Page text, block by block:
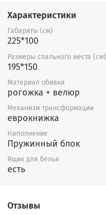
Характеристики
Габариты (см)
225*100
Размеры спального места (см)
195*150
Материал обивки
рогожка + велюр
Механизм трансформации
еврокнижка
Наполнение
Пружинный блок
Ящик для белья
есть
Отзывы